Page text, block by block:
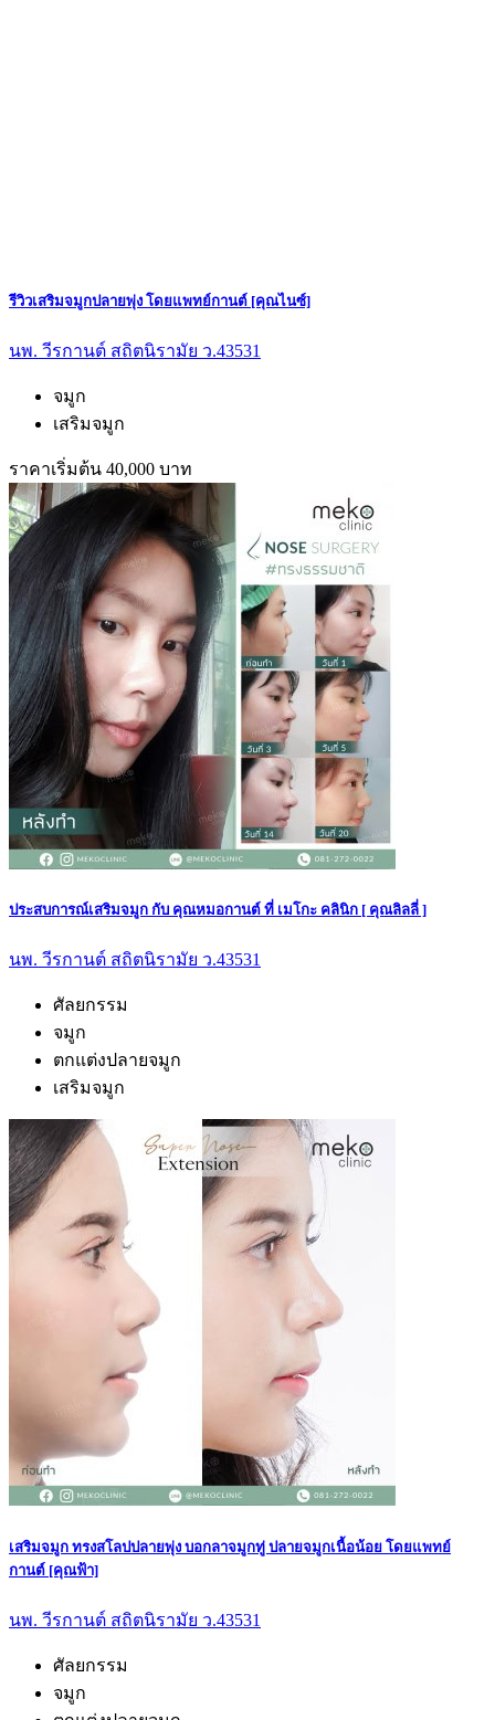
รีวิวเสริมจมูกปลายพุ่ง โดยแพทย์กานต์ [คุณไนซ์]
นพ. วีรกานต์ สถิตนิรามัย ว.43531
จมูก
เสริมจมูก
ราคาเริ่มต้น 40,000 บาท
ประสบการณ์เสริมจมูก กับ คุณหมอกานต์ ที่ เมโกะ คลินิก [ คุณลิลลี่ ]
นพ. วีรกานต์ สถิตนิรามัย ว.43531
ศัลยกรรม
จมูก
ตกแต่งปลายจมูก
เสริมจมูก
เสริมจมูก ทรงสโลปปลายพุ่ง บอกลาจมูกทู่ ปลายจมูกเนื้อน้อย โดยแพทย์
กานต์ [คุณฟ้า]
นพ. วีรกานต์ สถิตนิรามัย ว.43531
ศัลยกรรม
จมูก